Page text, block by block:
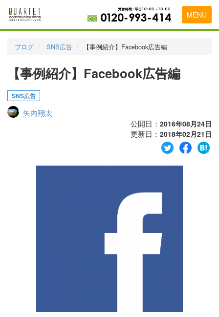
MENU
実績・お客様の声
初めて導入をお考えの方
代理店の乗り換えをお考えの方
ブログ SNS広告 【事例紹介】Facebook広告編
【事例紹介】Facebook広告編
SNS広告
矢内翔太
公開日： 2016年08月24日
更新日： 2018年02月21日